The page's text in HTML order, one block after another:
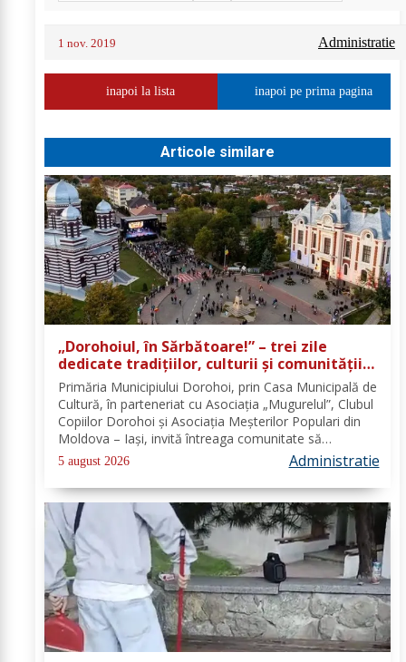
1 nov. 2019 Administratie
inapoi la lista inapoi pe prima pagina
Articole similare
„Dorohoiul, în Sărbătoare!” – trei zile
dedicate tradițiilor, culturii și comunității
Trei tradiții. Un singur eveniment. O
singură sărbătoare!
Primăria Municipiului Dorohoi, prin Casa Municipală de
Cultură, în parteneriat cu Asociația „Mugurelul”, Clubul
Copiilor Dorohoi și Asociația Meșterilor Populari din
Moldova – Iași, invită întreaga comunitate să
participe, în perioada 28–30 august 2026, la
evenimentul „Dorohoiul, în Sărbătoare!”....
5 august 2026 Administratie